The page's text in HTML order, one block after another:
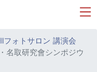
フォトサロン 講演会
名取研究會シンポジウ